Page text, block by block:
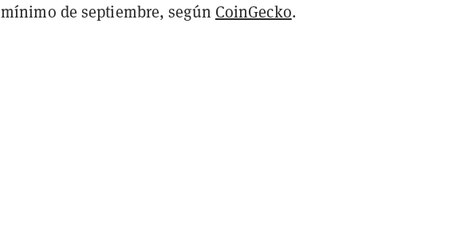
mínimo de septiembre, según CoinGecko.